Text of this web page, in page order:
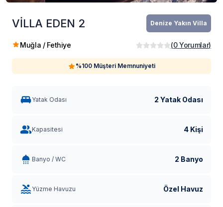
VİLLA EDEN 2 Denize Yakın Villa
Muğla / Fethiye (0 Yorumlar)
%100 Müşteri Memnuniyeti
Yatak Odası 2 Yatak Odası
Kapasitesi 4 Kişi
Banyo / WC 2 Banyo
Yüzme Havuzu Özel Havuz